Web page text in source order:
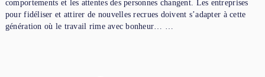
comportements et les attentes des personnes changent. Les entreprises
pour fidéliser et attirer de nouvelles recrues doivent s’adapter à cette
génération où le travail rime avec bonheur… …